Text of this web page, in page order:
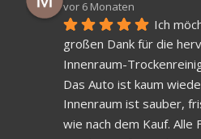
vor 6 Monaten
Ich
großen Dank für die
Innenraum-
Das Auto ist kaum
Innenraum ist sauber,
wie nach dem Kauf. Alle